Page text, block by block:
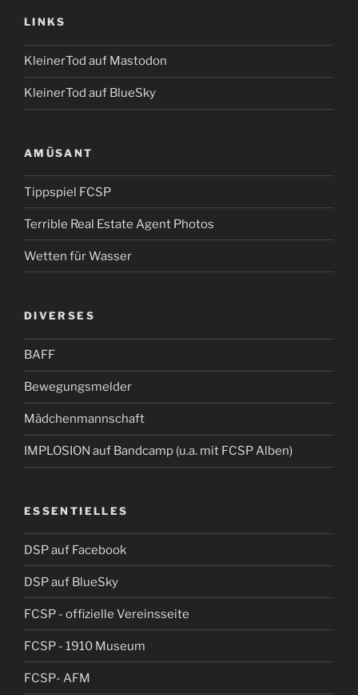
LINKS
KleinerTod auf Mastodon
KleinerTod auf BlueSky
AMÜSANT
Tippspiel FCSP
Terrible Real Estate Agent Photos
Wetten für Wasser
DIVERSES
BAFF
Bewegungsmelder
Mädchenmannschaft
IMPLOSION auf Bandcamp (u.a. mit FCSP Alben)
ESSENTIELLES
DSP auf Facebook
DSP auf BlueSky
FCSP - offizielle Vereinsseite
FCSP - 1910 Museum
FCSP- AFM